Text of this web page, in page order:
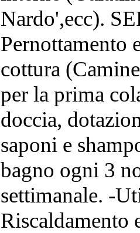
Nardo',ecc).
Pernottamento
cottura
per la prima
doccia,
saponi e
bagno ogni 3
settimanale. -
Riscaldamento